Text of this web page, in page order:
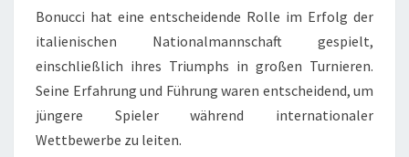
Bonucci hat eine entscheidende Rolle im Erfolg der
italienischen Nationalmannschaft gespielt,
einschließlich ihres Triumphs in großen Turnieren.
Seine Erfahrung und Führung waren entscheidend, um
jüngere Spieler während internationaler
Wettbewerbe zu leiten.